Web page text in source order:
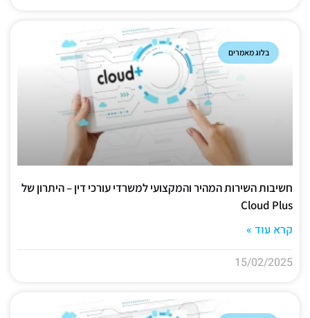
בלוג מאמרים
חשיבות השירות המהיר והמקצועי למשרדי עורכי דין – היתרון של
Cloud Plus
קרא עוד »
15/02/2025